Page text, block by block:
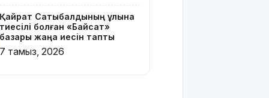
Телефон
алаяқтығының
жаңа түрі
туралы
Қайрат Сатыбалдының ұлына
тиесілі болған «Байсат»
базары жаңа иесін тапты
7 тамыз, 2026